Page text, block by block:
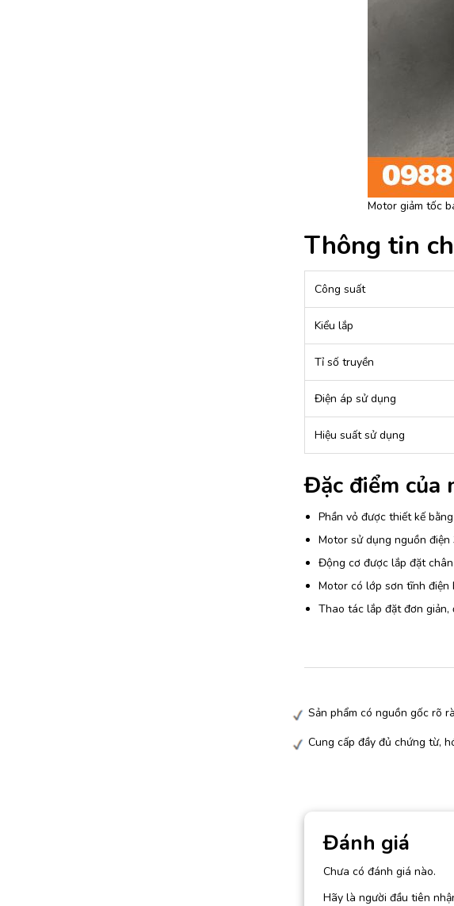
Motor giảm tốc
Thông tin
Công suất
Kiểu lắp
Tỉ số truyền
Điện áp sử dụng
Hiệu suất sử dụng
Đặc điểm của
Phần vỏ được thiết kế
Motor sử dụng nguồn
Động cơ được lắp đặt
Motor có lớp sơn tĩnh điện
Thao tác lắp đặt đơn giản,
Sản phẩm có nguồn gốc rõ
Cung cấp đầy đủ chứng từ,
Đánh giá
Chưa có đánh giá nào.
Hãy là người đầu tiên